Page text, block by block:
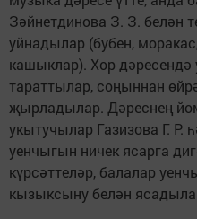
Зәйнетдинова З. З. белән
уйнадылар (бубен,
кашыклар). Хор
тараттылар, соңыннан
җырладылар. Дәреснең
укытучылар Газизова Г. Р.
уенчыгын ничек ясарга
күрсәттеләр, балалар
кызыксыну белән